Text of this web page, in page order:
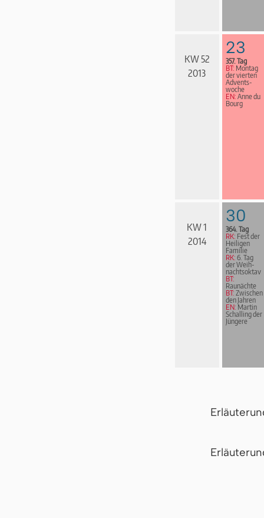
KW 52
2013
23
357. Tag
BT: Montag
der vierten
Advents­
woche
EN: Anne du
Bourg
KW 1
2014
30
364. Tag
RK: Fest der
Heiligen
Familie
RK: 6. Tag
der Weih­
nachts­ok­tav
BT:
Raunächte
BT: Zwischen
den Jahren
EN: Martin
Schalling der
Jüngere